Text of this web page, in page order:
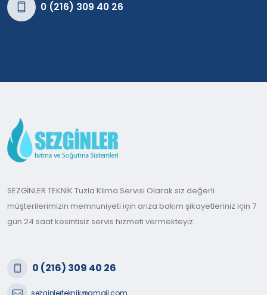
0 (216) 309 40 26
SEZGİNLER TEKNİK Tuzla Klima Servisi Olarak siz değerli
müşterilerimizin memnuniyeti için arıza bakım şikayetleriniz için 7
gün 24 saat kesintisiz servis hizmeti vermekteyiz.
0 (216) 309 40 26
sezginlerteknik@gmail.com